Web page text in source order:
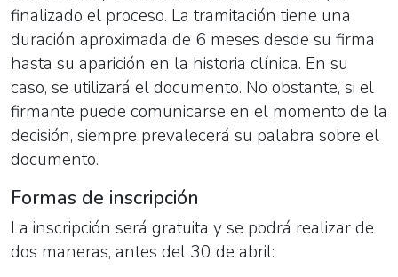
finalizado el proceso. La tramitación tiene una
duración aproximada de 6 meses desde su firma
hasta su aparición en la historia clínica. En su
caso, se utilizará el documento. No obstante, si el
firmante puede comunicarse en el momento de la
decisión, siempre prevalecerá su palabra sobre el
documento.
Formas de inscripción
La inscripción será gratuita y se podrá realizar de
dos maneras, antes del 30 de abril: